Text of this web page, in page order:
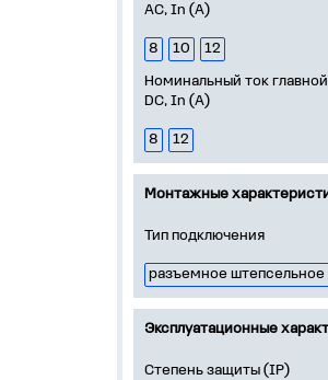
AC, In (А)
8 10
12
Номинальный ток
DC, In (А)
8 12
Монтажные
Тип подключения
разъемное
Эксплуатационные
Степень защиты (IP)